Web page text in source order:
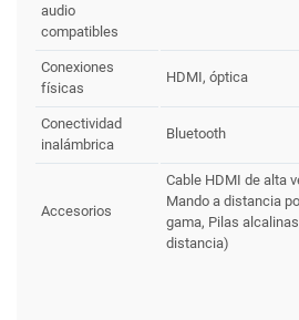
audio
compatibles
Conexiones
físicas
HDMI, óptica
Conectividad
inalámbrica
Bluetooth
Accesorios
Cable HDMI de alta
Mando a distancia
gama, Pilas
distancia)